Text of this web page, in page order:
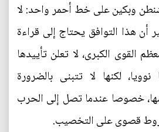
وبكين على خط أحمر واحد: لا
أن هذا التوافق يحتاج إلى قراءة
القوى الكبرى، لا تعلن تأييدها
لكنها لا تتبنى بالضرورة
خصوصا عندما تصل إلى الحرب
قصوى على التخصيب.